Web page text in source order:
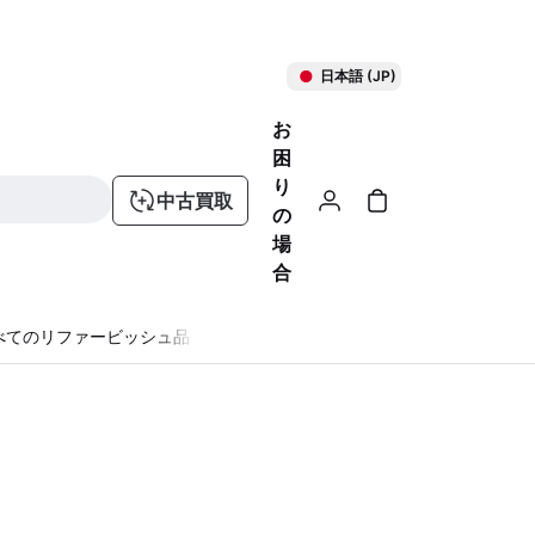
日本語 (JP)
中古買取
お
困
り
の
場
合
てのリファービッシュ品